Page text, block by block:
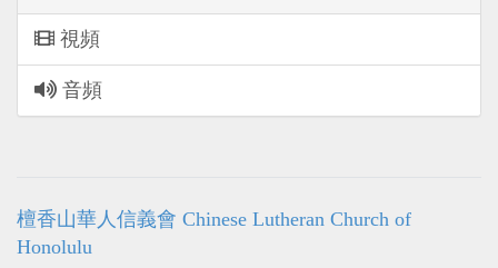
視頻
音頻
檀香山華人信義會 Chinese Lutheran Church of
Honolulu